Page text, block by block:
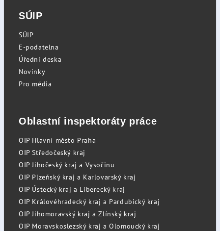
SÚIP
SÚIP
E-podatelna
Úřední deska
Novinky
Pro média
Oblastní inspektoráty práce
OIP Hlavní město Praha
OIP Středočeský kraj
OIP Jihočeský kraj a Vysočinu
OIP Plzeňský kraj a Karlovarský kraj
OIP Ústecký kraj a Liberecký kraj
OIP Královéhradecký kraj a Pardubický kraj
OIP Jihomoravský kraj a Zlínský kraj
OIP Moravskoslezský kraj a Olomoucký kraj